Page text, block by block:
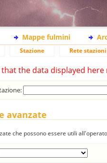
Mappe fulmini
Stazione Rete stazioni
that the data displayed
avanzate
che possono essere utili